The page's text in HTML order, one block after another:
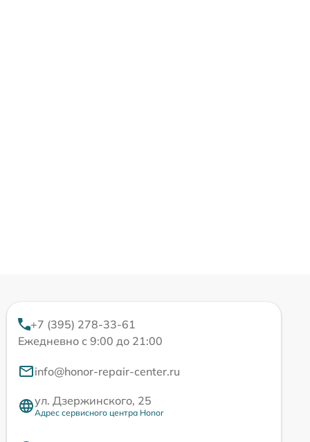
+7 (395) 278-33-61
Ежедневно с 9:00 до 21:00
info@honor-repair-center.ru
ул. Дзержинского, 25
Адрес сервисного центра Honor